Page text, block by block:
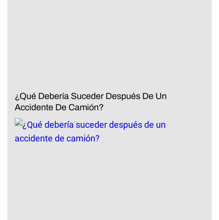
¿Qué Debería Suceder Después De Un
Accidente De Camión?